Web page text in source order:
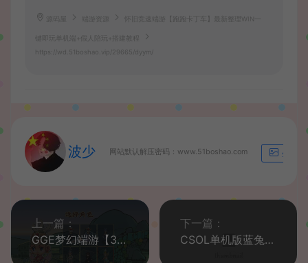
端游资源 怀旧竞速端游【跑跑卡丁车】最新整理WIN一
键即玩单机端+假人陪玩+搭建教程
https://wd.51boshao.vip/29665/dyym/
波少 网站默认解压密码：www.51boshao.com 生成海
上一篇：
GGE梦幻端游【3静脉全套源码】最新整理WIN系一键服务端+PC客户端+全套源码+教程
下一篇：
CSOL单机版蓝兔羊驼随机武器生化S模式大灾变全模式超智能AI机器人